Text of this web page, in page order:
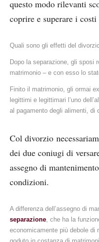
questo modo rilevanti
coprire e superare i
Quali sono gli effetti del
Dopo la separazione, gli sposi
matrimonio – e con esso lo
Finito il matrimonio, gli ormai
legittimi e legittimari l’uno
al pagamento degli alimenti, di
Col divorzio
dei due coniugi di
assegno di
condizioni.
A differenza dell’assegno di
separazione, che ha la
economicamente più debole di